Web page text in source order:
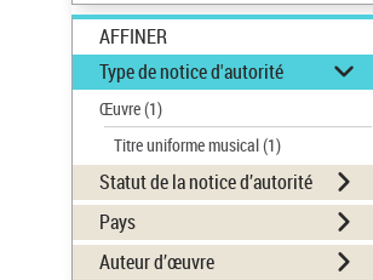
AFFINER
Type de notice d'autorité
Œuvre(1)
Titre uniforme musical(1)
Statut de la notice d’autorité
Pays
Auteur d’œuvre